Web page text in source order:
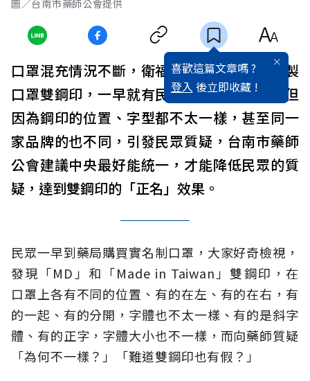
圖／台南市藥師公會提供
喜歡這篇文章嗎 ?
登入 後立即收藏 !
口罩混充情況不斷，衛福部今天起推動實名製
口罩雙鋼印，一早就有民眾前往藥局購買，但
因為鋼印的位置、字型都不太一樣，甚至同一
家品牌的也不同，引發民眾質疑，台南市藥師
公會建議中央最好能統一，才能降低民眾的質
疑，達到雙鋼印的「正名」效果。
民眾一早到藥局購買實名制口罩，大家好奇檢視，
發現「MD」和「Made in Taiwan」雙鋼印，在
口罩上各有不同的位置、有的在左、有的在右，有
的一起、有的分開，字體也不太一樣、有的是斜字
體、有的正字，字體大小也不一樣，而向藥師質疑
「為何不一樣？」「難道雙鋼印也有假？」